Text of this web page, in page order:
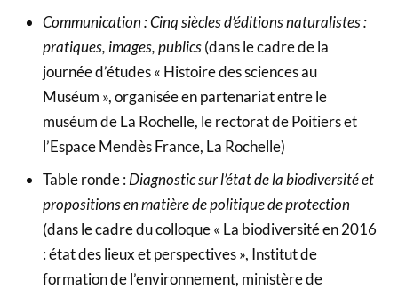
Communication : Cinq siècles d’éditions naturalistes :
pratiques, images, publics(dans le cadre de la
journée d’études « Histoire des sciences au
Muséum », organisée en partenariat entre le
muséum de La Rochelle, le rectorat de Poitiers et
l’Espace Mendès France, La Rochelle)
Table ronde :Diagnostic sur l’état de la biodiversité et
propositions en matière de politique de protection
(dans le cadre du colloque « La biodiversité en 2016
: état des lieux et perspectives », Institut de
formation de l’environnement, ministère de